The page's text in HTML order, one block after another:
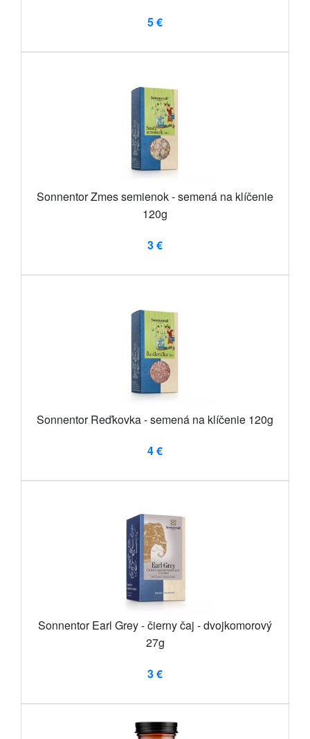
5 €
Sonnentor Zmes semienok - semená na klíčenie
120g
3 €
Sonnentor Reďkovka - semená na klíčenie 120g
4 €
Sonnentor Earl Grey - čierny čaj - dvojkomorový
27g
3 €